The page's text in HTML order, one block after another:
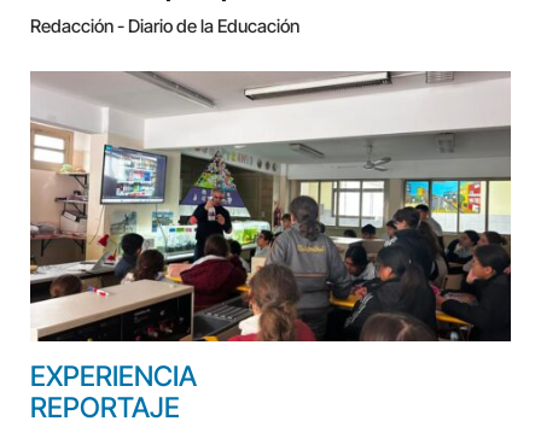
Redacción - Diario de la Educación
EXPERIENCIA
REPORTAJE